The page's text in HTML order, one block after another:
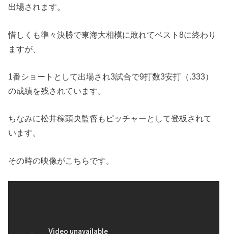
出場されます。
惜しくも準々決勝で東海大相模に敗れてベスト8に終わり
ますが、
1番ショートとして出場され3試合で9打数3安打（.333）
の成績を残されています。
ちなみに松井稼頭央監督もピッチャーとして登板されて
います。
その時の映像がこちらです。